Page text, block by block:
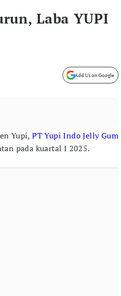
Laba YUPI
Add Us on Google
Yupi,PT Yupi Indo Jelly Gum
pada kuartal I 2025.